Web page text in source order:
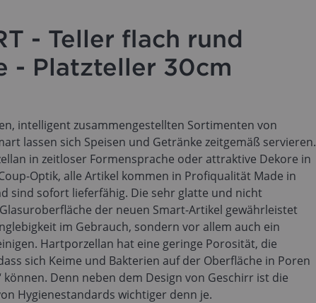
- Teller flach rund
- Platzteller 30cm
intelligent zusammengestellten Sortimenten von
lassen sich Speisen und Getränke zeitgemäß servieren.
in zeitloser Formensprache oder attraktive Dekore in
Optik, alle Artikel kommen in Profiqualität Made in
sind sofort lieferfähig. Die sehr glatte und nicht
der neuen Smart-Artikel gewährleistet
im Gebrauch, sondern vor allem auch ein
Hartporzellan hat eine geringe Porosität, die
sich Keime und Bakterien auf der Oberfläche in Poren
können. Denn neben dem Design von Geschirr ist die
Hygienestandards wichtiger denn je.